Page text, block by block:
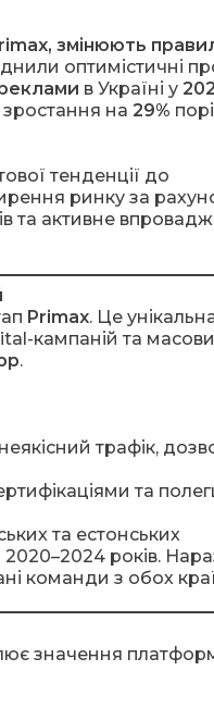
змінюють
оптимістичні
в Україні у
на 29%
тенденції до
ринку за
та активне
Primax. Це
кампаній та
.
трафік,
та
та естонських
років.
команди з обох
значення